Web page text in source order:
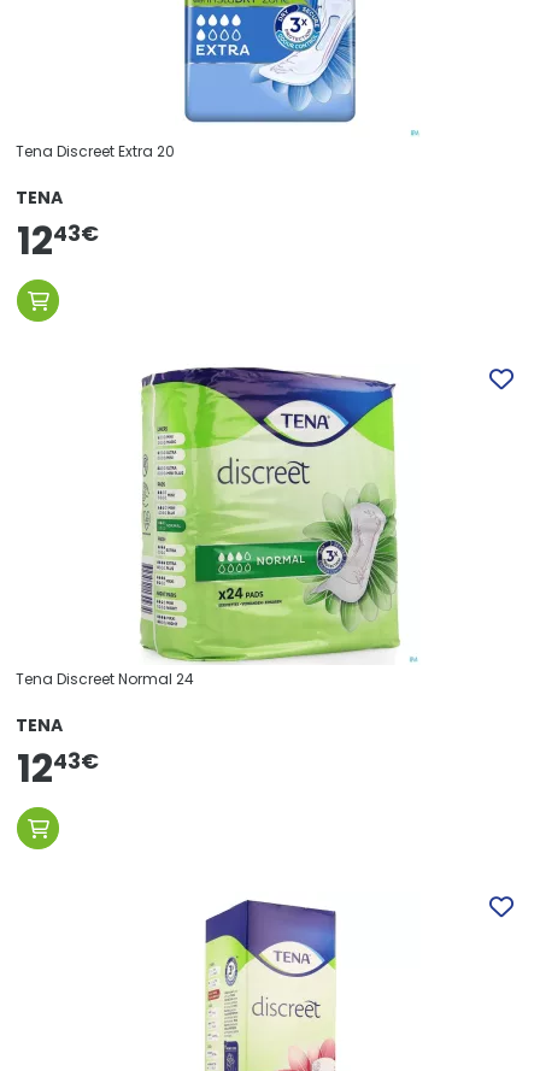
Tena Discreet Extra 20
TENA
1243€
Tena Discreet Normal 24
TENA
1243€